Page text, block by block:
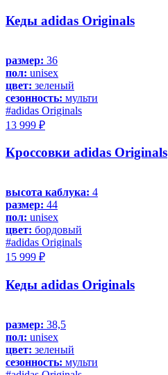
Кеды adidas Originals
размер: 36
пол: unisex
цвет: зеленый
сезонность: мульти
#adidas Originals
13 999 ₽
Кроссовки adidas Originals
высота каблука: 4
размер: 44
пол: unisex
цвет: бордовый
#adidas Originals
15 999 ₽
Кеды adidas Originals
размер: 38,5
пол: unisex
цвет: зеленый
сезонность: мульти